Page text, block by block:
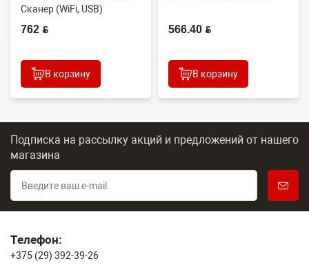
Сканер (WiFi, USB)
762 BYN
В корзину
566.40 BYN
В корзину
Подписка на рассылку акций и предложений от нашего
магазина
Телефон:
+375 (29) 392-39-26